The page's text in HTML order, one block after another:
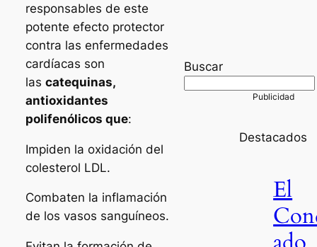
responsables de este
potente efecto protector
contra las enfermedades
cardíacas son
las catequinas,
antioxidantes
polifenólicos que:
Impiden la oxidación del
colesterol LDL.
Combaten la inflamación
de los vasos sanguíneos.
Buscar
Destacados
El